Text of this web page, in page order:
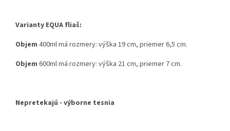
Varianty EQUA fliaš:
Objem 400ml má rozmery: výška 19 cm, priemer 6,5 cm.
Objem 600ml má rozmery: výška 21 cm, priemer 7 cm.
Nepretekajú - výborne tesnia